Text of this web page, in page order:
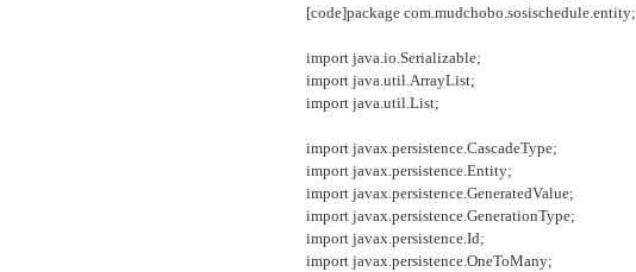
[code]package com.mudchobo.sosischedule.entity;
import java.io.Serializable;
import java.util.ArrayList;
import java.util.List;
import javax.persistence.CascadeType;
import javax.persistence.Entity;
import javax.persistence.GeneratedValue;
import javax.persistence.GenerationType;
import javax.persistence.Id;
import javax.persistence.OneToMany;